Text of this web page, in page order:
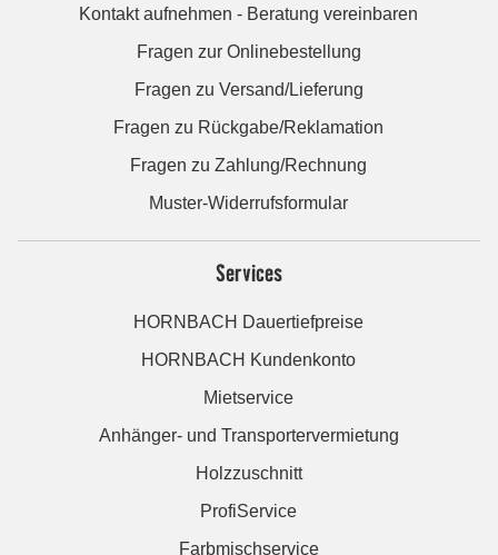
Kontakt aufnehmen - Beratung vereinbaren
Fragen zur Onlinebestellung
Fragen zu Versand/Lieferung
Fragen zu Rückgabe/Reklamation
Fragen zu Zahlung/Rechnung
Muster-Widerrufsformular
Services
HORNBACH Dauertiefpreise
HORNBACH Kundenkonto
Mietservice
Anhänger- und Transportervermietung
Holzzuschnitt
ProfiService
Farbmischservice